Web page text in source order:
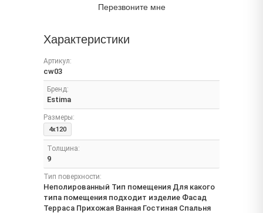
Перезвоните мне
Характеристики
Артикул:
cw03
Бренд:
Estima
Размеры:
4x120
Толщина:
9
Тип поверхности:
Неполированный Тип помещения Для какого
типа помещения подходит изделие Фасад
Терраса Прихожая Ванная Гостиная Спальня